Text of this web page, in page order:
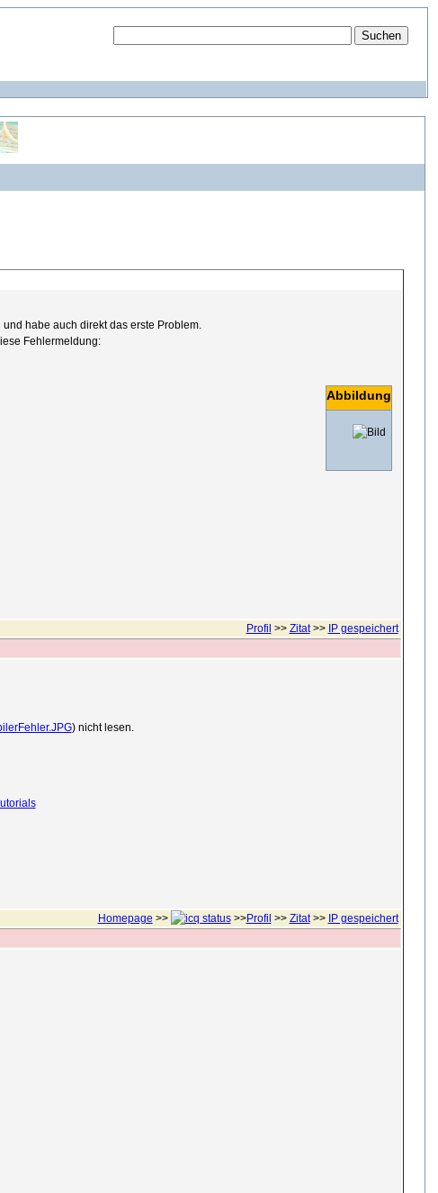
habe auch direkt das erste Problem.
Fehlermeldung:
Abbildung
Profil >> Zitat>> IP gespeichert
) nicht lesen.
Homepage >> >>Profil >> Zitat>> IP gespeichert